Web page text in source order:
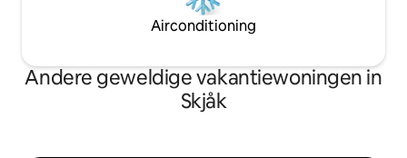
Airconditioning
Andere geweldige vakantiewoningen in
Skjåk